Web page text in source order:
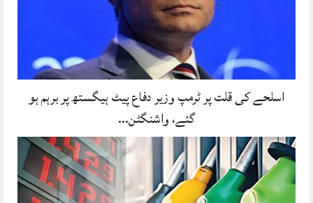
اسلحے کی قلت پر ٹرمپ وزیر دفاع پیٹ ہیگستھ پر برہم ہو
گئے، واشنگٹن…